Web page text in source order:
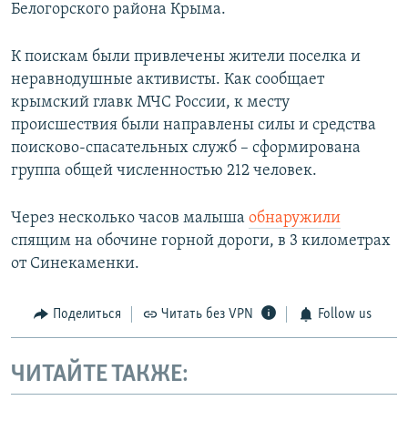
Белогорского района Крыма.
К поискам были привлечены жители поселка и
неравнодушные активисты. Как сообщает
крымский главк МЧС России, к месту
происшествия были направлены силы и средства
поисково-спасательных служб – сформирована
группа общей численностью 212 человек.
Через несколько часов малыша обнаружили
спящим на обочине горной дороги, в 3 километрах
от Синекаменки.
Поделиться Читать без VPN Follow us
ЧИТАЙТЕ ТАКЖЕ: